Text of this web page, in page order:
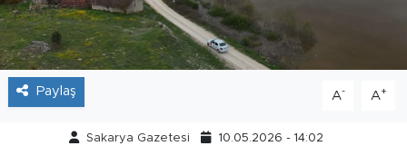
Paylaş A- A+
Sakarya Gazetesi 10.05.2026 - 14:02
Söyleşi
Foto Şaka
Teknoloji